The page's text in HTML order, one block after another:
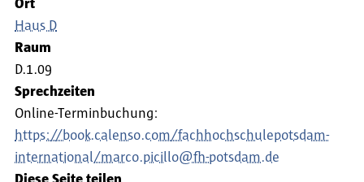
Ort
Haus D
Raum
D.1.09
Sprechzeiten
Online-Terminbuchung:
https://book.calenso.com/fachhochschulepotsdam-
international/marco.picillo@fh-potsdam.de